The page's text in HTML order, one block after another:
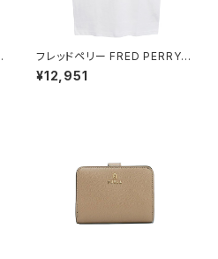
フレッドペリー FRED PERRY T
he Fred Perry Shirt M3600
ポロシャツ M3600-200-WHI
¥12,951